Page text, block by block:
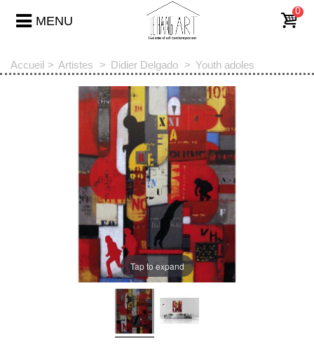
MENU
0
Accueil > Artistes > Didier Delgado > Youth adoles
Tap to expand